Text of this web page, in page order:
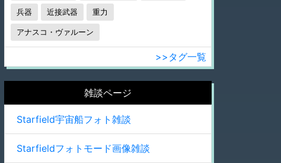
兵器 近接武器 重力
アナスコ・ヴァルーン
>>タグ一覧
雑談ページ
Starfield宇宙船フォト雑談
Starfieldフォトモード画像雑談